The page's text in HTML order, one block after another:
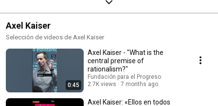
Axel Kaiser
Selección de videos de Axel Kaiser
0:45
Axel Kaiser - "What is the
central premise of
rationalism?"
Fundación para el Progreso
2.7K views
7 months ago
Axel Kaiser: «Ellos en todos